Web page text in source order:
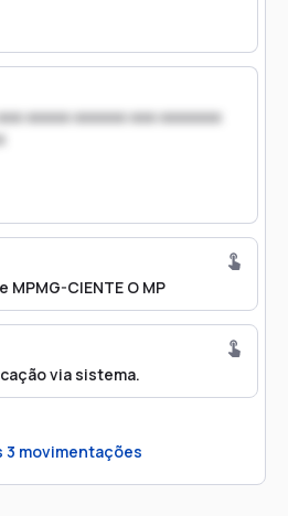
xxxxx xxxxxx xxx xxxxxxx
CIENTE O MP
via sistema.
3 movimentações